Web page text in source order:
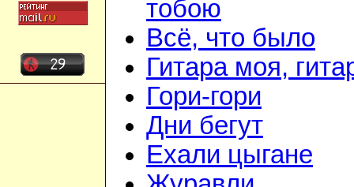
тобою
Всё, что было
Гитара моя,
Гори-гори
Дни бегут
Ехали цыгане